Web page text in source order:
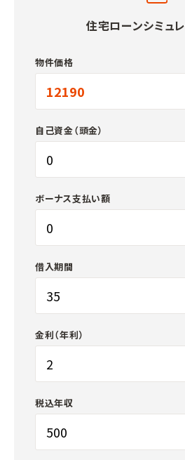
住宅ローンシミュ
物件価格
自己資金（頭金）
ボーナス支払い額
借入期間
金利（年利）
税込年収